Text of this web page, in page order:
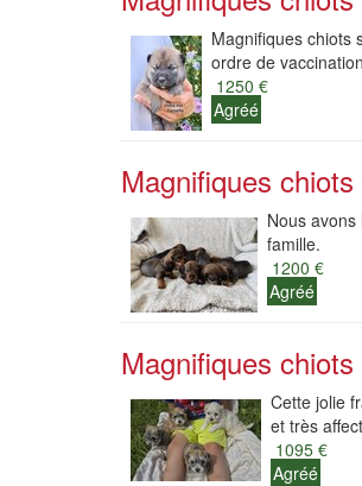
Magnifiques chiots
ordre de
1250 €
Agréé
Magnifiques
Nous
famille.
1200 €
Agréé
Magnifiques
Cette jolie
et très
1095 €
Agréé